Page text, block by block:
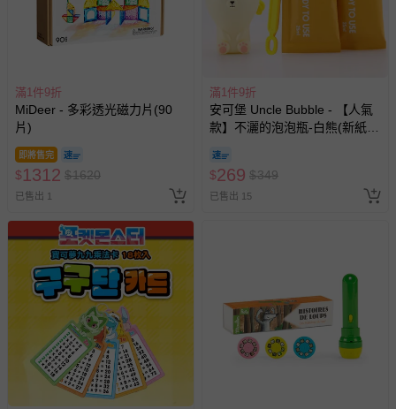
滿1件9折
MiDeer - 多彩透光磁力片(90
片)
即將售完
$1312 $1620
已售出 1
滿1件9折
安可堡 Uncle Bubble - 【人氣
款】不灑的泡泡瓶-白熊(新紙盒
$269 $349
已售出 15